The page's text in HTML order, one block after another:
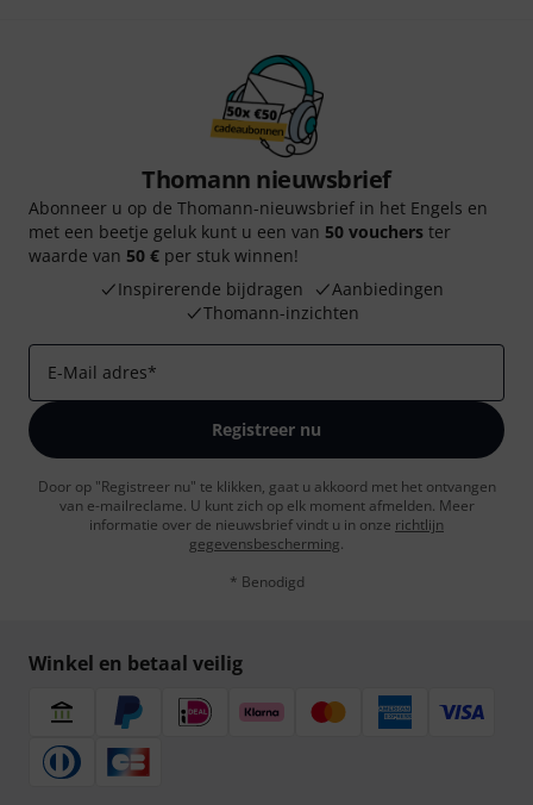
Thomann nieuwsbrief
Abonneer u op de Thomann-nieuwsbrief in het Engels en
met een beetje geluk kunt u een van 50 vouchers ter
waarde van 50 € per stuk winnen!
Inspirerende bijdragen
Aanbiedingen
Thomann-inzichten
E-Mail adres*
Registreer nu
Door op "Registreer nu" te klikken, gaat u akkoord met het ontvangen
van e-mailreclame. U kunt zich op elk moment afmelden. Meer
informatie over de nieuwsbrief vindt u in onze richtlijn
gegevensbescherming.
* Benodigd
Winkel en betaal veilig